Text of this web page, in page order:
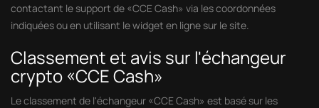
contactant le support de «CCE Cash» via les coordonnées
indiquées ou en utilisant le widget en ligne sur le site.
Classement et avis sur l'échangeur
crypto «CCE Cash»
Le classement de l'échangeur «CCE Cash» est basé sur les